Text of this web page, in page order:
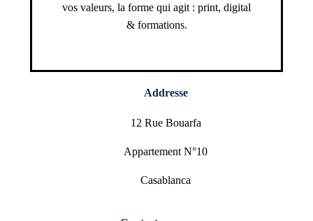
vos valeurs, la forme qui agit : print, digital
& formations.
Addresse
12 Rue Bouarfa
Appartement N°10
Casablanca